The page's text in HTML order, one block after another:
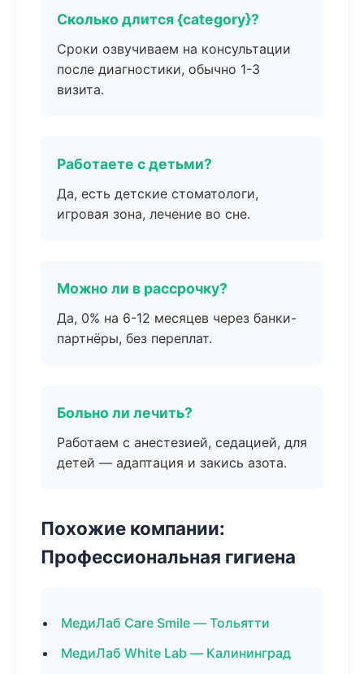
Сколько длится {category}?
Сроки озвучиваем на консультации
после диагностики, обычно 1-3
визита.
Работаете с детьми?
Да, есть детские стоматологи,
игровая зона, лечение во сне.
Можно ли в рассрочку?
Да, 0% на 6-12 месяцев через банки-
партнёры, без переплат.
Больно ли лечить?
Работаем с анестезией, седацией, для
детей — адаптация и закись азота.
Похожие компании:
Профессиональная гигиена
МедиЛаб Care Smile — Тольятти
МедиЛаб White Lab — Калининград